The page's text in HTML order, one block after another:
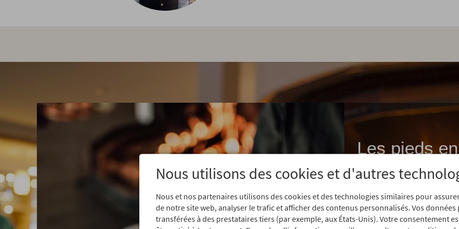
Les pieds
autorisés
Oui, vous séjournez
hôtel 4 étoiles
cela ne signifie pas que
Nous utilisons des cookies et d'autres
Nous et nos partenaires utilisons des cookies et des technologies similaires pour
de notre site web, analyser le trafic et afficher des contenus personnalisés. Vos données
transférées à des prestataires tiers (par exemple, aux États-Unis). Votre consentement